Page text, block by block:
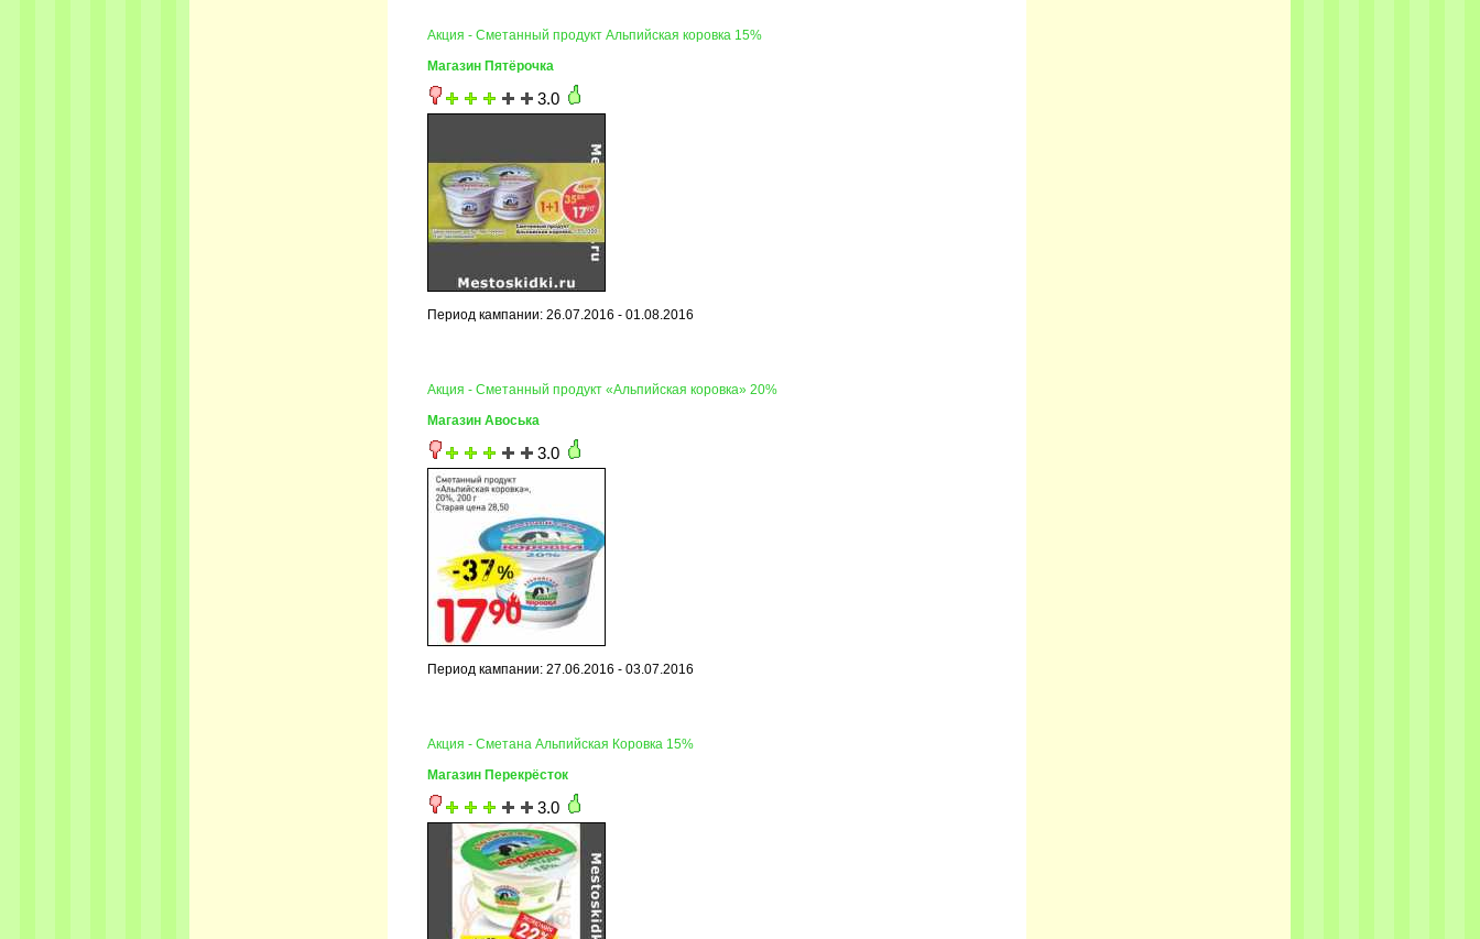
Акция - Сметанный продукт Альпийская коровка 15%
Магазин Пятёрочка
3.0
Период кампании: 26.07.2016 - 01.08.2016
Акция - Сметанный продукт «Альпийская коровка» 20%
Магазин Авоська
3.0
Период кампании: 27.06.2016 - 03.07.2016
Акция - Сметана Альпийская Коровка 15%
Магазин Перекрёсток
3.0